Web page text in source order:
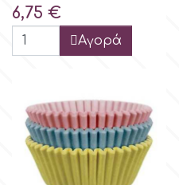
Τιμή
6,75 €
Αγορά